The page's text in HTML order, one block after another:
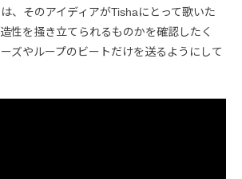
、そのアイディアがTishaにとって歌いた
性を掻き立てられるものかを確認したく
ズやループのビートだけを送るようにして